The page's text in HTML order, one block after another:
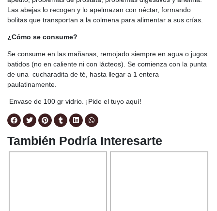
Las abejas lo recogen y lo apelmazan con néctar, formando
bolitas que transportan a la colmena para alimentar a sus crías.
¿Cómo se consume?
Se consume en las mañanas, remojado siempre en agua o jugos
batidos (no en caliente ni con lácteos). Se comienza con la punta
de una cucharadita de té, hasta llegar a 1 entera
paulatinamente.
Envase de 100 gr vidrio. ¡Pide el tuyo aquí!
También Podría Interesarte